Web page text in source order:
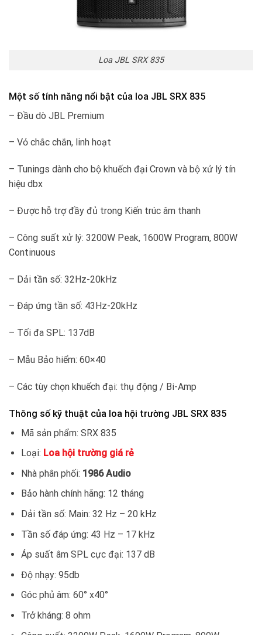
Loa JBL SRX 835
Một số tính năng nổi bật của loa JBL SRX 835
– Đầu dò JBL Premium
– Vỏ chắc chắn, linh hoạt
– Tunings dành cho bộ khuếch đại Crown và bộ xử lý tín
hiệu dbx
– Được hỗ trợ đầy đủ trong Kiến trúc âm thanh
– Công suất xử lý: 3200W Peak, 1600W Program, 800W
Continuous
– Dải tần số: 32Hz-20kHz
– Đáp ứng tần số: 43Hz-20kHz
– Tối đa SPL: 137dB
– Mẫu Bảo hiểm: 60×40
– Các tùy chọn khuếch đại: thụ động / Bi-Amp
Thông số kỹ thuật của loa hội trường JBL SRX 835
Mã sản phẩm: SRX 835
Loại: Loa hội trường giá rẻ
Nhà phân phối: 1986 Audio
Bảo hành chính hãng: 12 tháng
Dải tần số: Main: 32 Hz – 20 kHz
Tần số đáp ứng: 43 Hz – 17 kHz
Áp suất âm SPL cực đại: 137 dB
Độ nhạy: 95db
Góc phủ âm: 60° x40°
Trở kháng: 8 ohm